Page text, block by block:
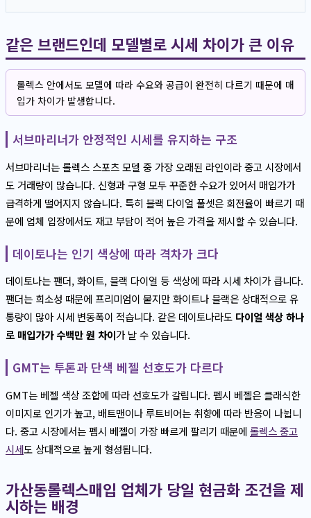
같은 브랜드인데 모델별로 시세 차이가 큰 이유
롤렉스 안에서도 모델에 따라 수요와 공급이 완전히 다르기 때문에 매
입가 차이가 발생합니다.
서브마리너가 안정적인 시세를 유지하는 구조
서브마리너는 롤렉스 스포츠 모델 중 가장 오래된 라인이라 중고 시장에서
도 거래량이 많습니다. 신형과 구형 모두 꾸준한 수요가 있어서 매입가가
급격하게 떨어지지 않습니다. 특히 블랙 다이얼 풀셋은 회전율이 빠르기 때
문에 업체 입장에서도 재고 부담이 적어 높은 가격을 제시할 수 있습니다.
데이토나는 인기 색상에 따라 격차가 크다
데이토나는 팬더, 화이트, 블랙 다이얼 등 색상에 따라 시세 차이가 큽니다.
팬더는 희소성 때문에 프리미엄이 붙지만 화이트나 블랙은 상대적으로 유
통량이 많아 시세 변동폭이 적습니다. 같은 데이토나라도 다이얼 색상 하나
로 매입가가 수백만 원 차이가 날 수 있습니다.
GMT는 투톤과 단색 베젤 선호도가 다르다
GMT는 베젤 색상 조합에 따라 선호도가 갈립니다. 펩시 베젤은 클래식한
이미지로 인기가 높고, 배트맨이나 루트비어는 취향에 따라 반응이 나뉩니
다. 중고 시장에서는 펩시 베젤이 가장 빠르게 팔리기 때문에 롤렉스 중고
시세도 상대적으로 높게 형성됩니다.
가산동롤렉스매입 업체가 당일 현금화 조건을 제
시하는 배경